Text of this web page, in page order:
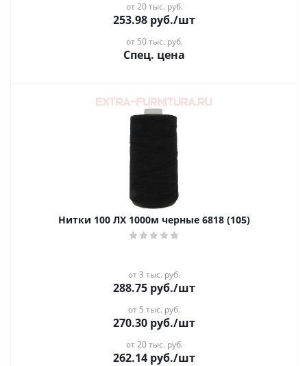
от 20 тыс. руб.
253.98 руб./шт
от 50 тыс. руб.
Спец. цена
Нитки 100 ЛХ 1000м черные 6818 (105)
от 3 тыс. руб.
288.75 руб./шт
от 5 тыс. руб.
270.30 руб./шт
от 20 тыс. руб.
262.14 руб./шт